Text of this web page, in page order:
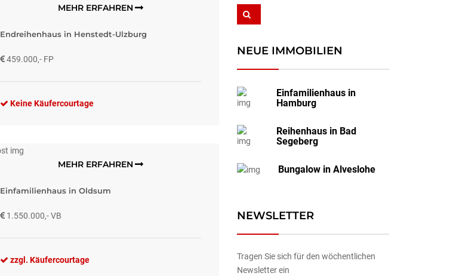
MEHR ERFAHREN
Endreihenhaus in Henstedt-Ulzburg
459.000,- FP
Keine Käufercourtage
MEHR ERFAHREN
Einfamilienhaus in Oldsum
1.550.000,- VB
zzgl. Käufercourtage
NEUE IMMOBILIEN
Einfamilienhaus in
Hamburg
Reihenhaus in Bad
Segeberg
Bungalow in Alveslohe
NEWSLETTER
Tragen Sie sich für den wöchentlichen
Newsletter ein